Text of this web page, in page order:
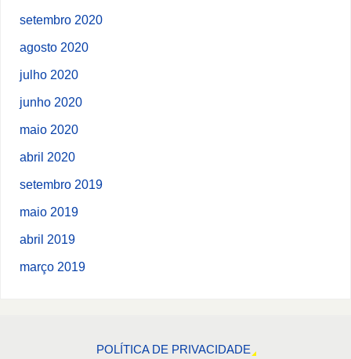
setembro 2020
agosto 2020
julho 2020
junho 2020
maio 2020
abril 2020
setembro 2019
maio 2019
abril 2019
março 2019
POLÍTICA DE PRIVACIDADE